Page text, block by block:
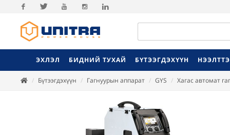
Facebook
ЭХЛЭЛ БИДНИЙ ТУХАЙ БҮТЭЭГДЭХҮҮН
Бүтээгдэхүүн Гагнуурын аппарат GYS Хагас автомат